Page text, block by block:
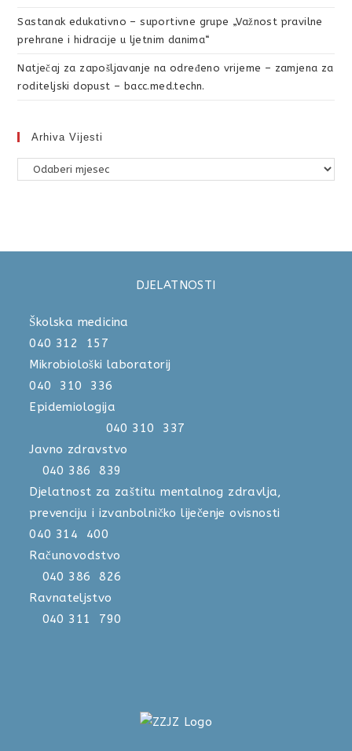
Sastanak edukativno – suportivne grupe „Važnost pravilne
prehrane i hidracije u ljetnim danima“
Natječaj za zapošljavanje na određeno vrijeme – zamjena za
roditeljski dopust – bacc.med.techn.
Arhiva Vijesti
DJELATNOSTI
Školska medicina
040 312 157
Mikrobiološki laboratorij
040 310 336
Epidemiologija
040 310 337
Javno zdravstvo
040 386 839
Djelatnost za zaštitu mentalnog zdravlja,
prevenciju i izvanbolničko liječenje ovisnosti
040 314 400
Računovodstvo
040 386 826
Ravnateljstvo
040 311 790